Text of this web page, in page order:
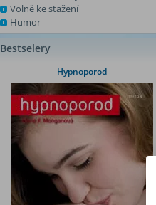
Volně ke stažení
Humor
Bestselery
Hypnoporod